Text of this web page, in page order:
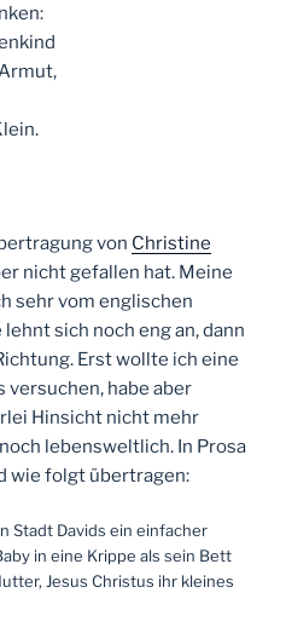
von Christine
nicht gefallen hat. Meine
sehr vom englischen
sich noch eng an, dann
Erst wollte ich eine
versuchen, habe aber
Hinsicht nicht mehr
lebensweltlich. In Prosa
wie folgt übertragen:
Stadt Davids ein einfacher
in eine Krippe als sein Bett
Jesus Christus ihr kleines